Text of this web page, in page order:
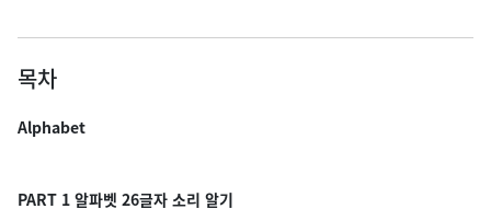
목차
Alphabet
PART 1 알파벳 26글자 소리 알기